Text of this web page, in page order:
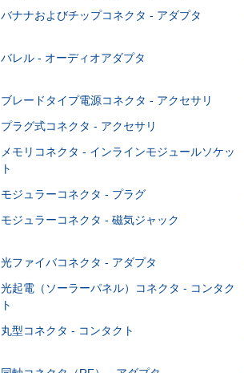
バナナおよびチップコネクタ - アダプタ
バレル - オーディオアダプタ
ブレードタイプ電源コネクタ - アクセサリ
プラグ式コネクタ - アクセサリ
メモリコネクタ - インラインモジュールソケッ
ト
モジュラーコネクタ - プラグ
モジュラーコネクタ - 磁気ジャック
光ファイバコネクタ - アダプタ
光起電（ソーラーパネル）コネクタ - コンタク
ト
丸型コネクタ - コンタクト